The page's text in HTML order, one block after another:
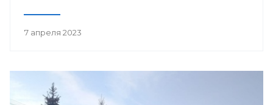
7 апреля 2023